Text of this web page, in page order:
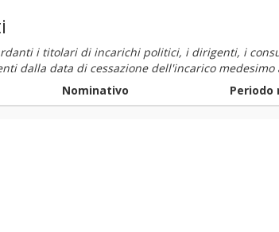
i titolari di incarichi politici, i dirigenti, i
dalla data di cessazione dell'incarico
Nominativo Periodo